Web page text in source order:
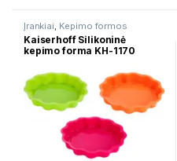
Įrankiai Kepimo formos
Kaiserhoff Silikoninė
kepimo forma KH-1170